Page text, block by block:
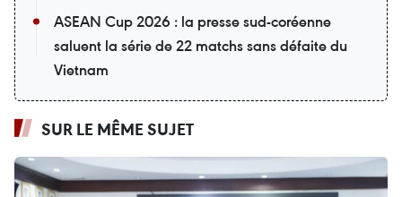
ASEAN Cup 2026 : la presse sud-coréenne
saluent la série de 22 matchs sans défaite du
Vietnam
SUR LE MÊME SUJET